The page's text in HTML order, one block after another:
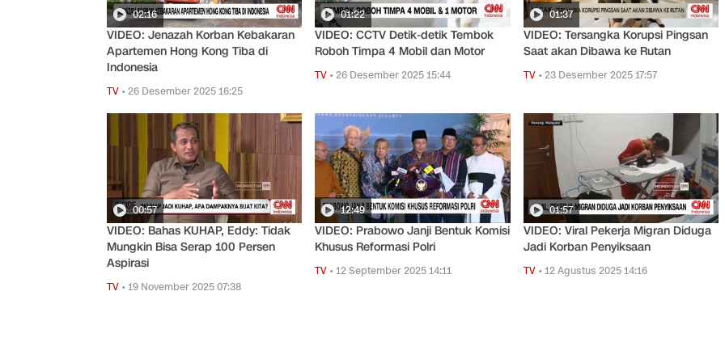
02:16
VIDEO: Jenazah Korban Kebakaran
Apartemen Hong Kong Tiba di
Indonesia
TV •26 Desember 2025 16:25
01:22
VIDEO: CCTV Detik-detik Tembok
Roboh Timpa 4 Mobil dan Motor
TV •26 Desember 2025 15:44
01:37
VIDEO: Tersangka Korupsi Pingsan
Saat akan Dibawa ke Rutan
TV•23 Desember 2025 17:57
00:57
VIDEO: Bahas KUHAP, Eddy: Tidak
Mungkin Bisa Serap 100 Persen
Aspirasi
TV •19 November 2025 07:38
12:49
VIDEO: Prabowo Janji Bentuk Komisi
Khusus Reformasi Polri
TV •12 September 2025 14:11
01:57
VIDEO: Viral Pekerja Migran Diduga
Jadi Korban Penyiksaan
TV•12 Agustus 2025 14:16